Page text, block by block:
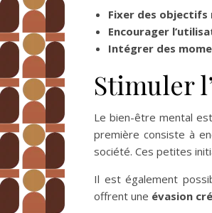
Fixer des objectifs
Encourager
Intégrer des
Stimuler
Le bien-être mental
première consiste à
société. Ces petites
Il est également
offrent une évasion